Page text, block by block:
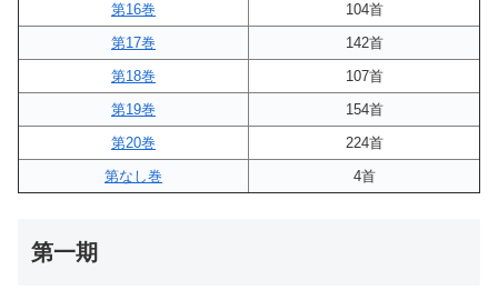
第16巻
104首
第17巻
142首
第18巻
107首
第19巻
154首
第20巻
224首
第なし巻
4首
第一期